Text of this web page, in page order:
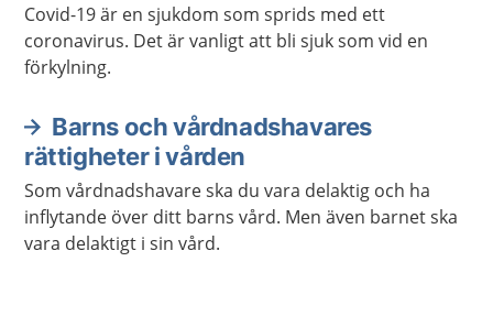
Covid-19 är en sjukdom som sprids med ett
coronavirus. Det är vanligt att bli sjuk som vid en
förkylning.
Barns och vårdnadshavares
rättigheter i vården
Som vårdnadshavare ska du vara delaktig och ha
inflytande över ditt barns vård. Men även barnet ska
vara delaktigt i sin vård.